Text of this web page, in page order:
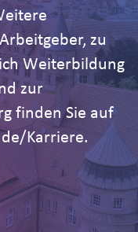
zu
Weiterbildung
zur
finden Sie auf
Karriere.